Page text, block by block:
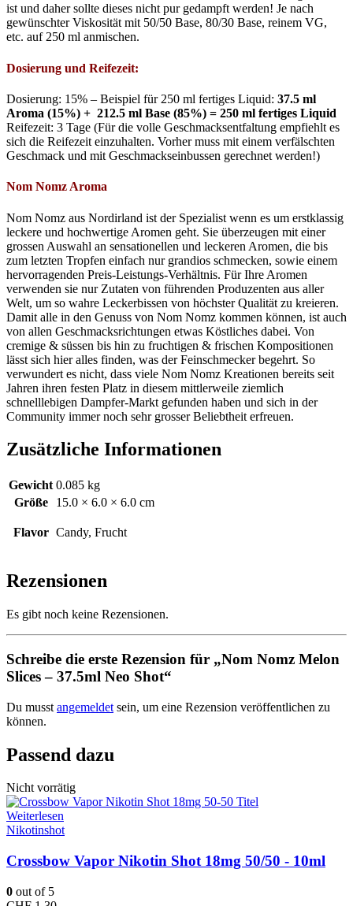
ist und daher sollte dieses nicht pur gedampft werden! Je nach
gewünschter Viskosität mit 50/50 Base, 80/30 Base, reinem VG,
etc. auf 250 ml anmischen.
Dosierung und Reifezeit:
Dosierung: 15% – Beispiel für 250 ml fertiges Liquid: 37.5 ml
Aroma (15%) + 212.5 ml Base (85%) = 250 ml fertiges Liquid
Reifezeit: 3 Tage (Für die volle Geschmacksentfaltung empfiehlt es
sich die Reifezeit einzuhalten. Vorher muss mit einem verfälschten
Geschmack und mit Geschmackseinbussen gerechnet werden!)
Nom Nomz Aroma
Nom Nomz aus Nordirland ist der Spezialist wenn es um erstklassig
leckere und hochwertige Aromen geht. Sie überzeugen mit einer
grossen Auswahl an sensationellen und leckeren Aromen, die bis
zum letzten Tropfen einfach nur grandios schmecken, sowie einem
hervorragenden Preis-Leistungs-Verhältnis. Für Ihre Aromen
verwenden sie nur Zutaten von führenden Produzenten aus aller
Welt, um so wahre Leckerbissen von höchster Qualität zu kreieren.
Damit alle in den Genuss von Nom Nomz kommen können, ist auch
von allen Geschmacksrichtungen etwas Köstliches dabei. Von
cremige & süssen bis hin zu fruchtigen & frischen Kompositionen
lässt sich hier alles finden, was der Feinschmecker begehrt. So
verwundert es nicht, dass viele Nom Nomz Kreationen bereits seit
Jahren ihren festen Platz in diesem mittlerweile ziemlich
schnelllebigen Dampfer-Markt gefunden haben und sich in der
Community immer noch sehr grosserBeliebtheit erfreuen.
Zusätzliche Informationen
Gewicht 0.085 kg
Größe
15.0 × 6.0 × 6.0 cm
Flavor Candy, Frucht
Rezensionen
Es gibt noch keine Rezensionen.
Schreibe die erste Rezension für „Nom Nomz Melon
Slices – 37.5ml Neo Shot“
Du musst angemeldet sein, um eine Rezension veröffentlichen zu
können.
Passend dazu
Nicht vorrätig
Weiterlesen
Nikotinshot
Crossbow Vapor Nikotin Shot 18mg 50/50 - 10ml
0 out of 5